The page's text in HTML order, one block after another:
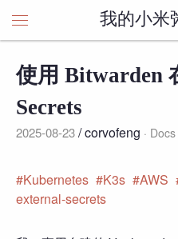
我的小米
使用 Bitwarden
Secrets
2025-08-23/ corvofeng Docs
Kubernetes K3s AWS
external-secrets